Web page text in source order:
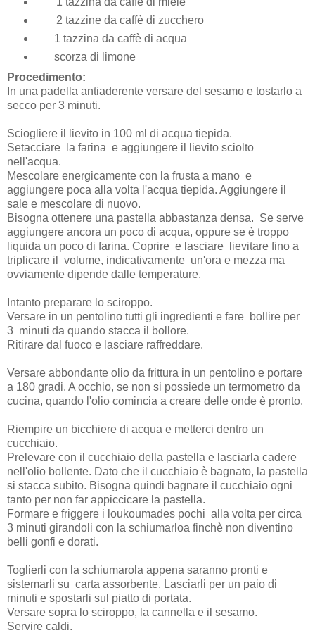
2 tazzine da caffè di zucchero
1 tazzina da caffè di acqua
scorza di limone
Procedimento:
In una padella antiaderente versare del sesamo e tostarlo a
secco per 3 minuti.
Sciogliere il lievito in 100 ml di acqua tiepida.
Setacciare la farina e aggiungere il lievito sciolto
nell'acqua.
Mescolare energicamente con la frusta a mano e
aggiungere poca alla volta l'acqua tiepida. Aggiungere il
sale e mescolare di nuovo.
Bisogna ottenere una pastella abbastanza densa. Se serve
aggiungere ancora un poco di acqua, oppure se è troppo
liquida un poco di farina. Coprire e lasciare lievitare fino a
triplicare il volume, indicativamente un'ora e mezza ma
ovviamente dipende dalle temperature.
Intanto preparare lo sciroppo.
Versare in un pentolino tutti gli ingredienti e fare bollire per
3 minuti da quando stacca il bollore.
Ritirare dal fuoco e lasciare raffreddare.
Versare abbondante olio da frittura in un pentolino e portare
a 180 gradi. A occhio, se non si possiede un termometro da
cucina, quando l'olio comincia a creare delle onde è pronto.
Riempire un bicchiere di acqua e metterci dentro un
cucchiaio.
Prelevare con il cucchiaio della pastella e lasciarla cadere
nell'olio bollente. Dato che il cucchiaio è bagnato, la pastella
si stacca subito. Bisogna quindi bagnare il cucchiaio ogni
tanto per non far appiccicare la pastella.
Formare e friggere i loukoumades pochi alla volta per circa
3 minuti girandoli con la schiumarloa finchè non diventino
belli gonfi e dorati.
Toglierli con la schiumarola appena saranno pronti e
sistemarli su carta assorbente. Lasciarli per un paio di
minuti e spostarli sul piatto di portata.
Versare sopra lo sciroppo, la cannella e il sesamo.
Servire caldi.